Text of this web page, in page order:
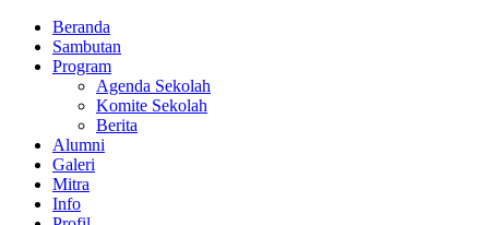
Beranda
Sambutan
Program
Agenda Sekolah
Komite Sekolah
Berita
Alumni
Galeri
Mitra
Info